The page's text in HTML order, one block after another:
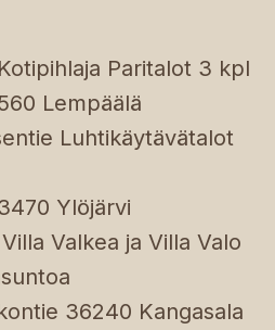
Paritalot 3 kpl
Lempäälä
Luhtikäytävätalot
Ylöjärvi
Valkea ja Villa Valo
36240 Kangasala